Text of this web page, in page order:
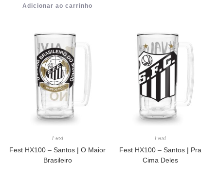
Adicionar ao carrinho
Fest
Fest HX100 – Santos | O Maior
Brasileiro
Fest
Fest HX100 – Santos | Pra
Cima Deles